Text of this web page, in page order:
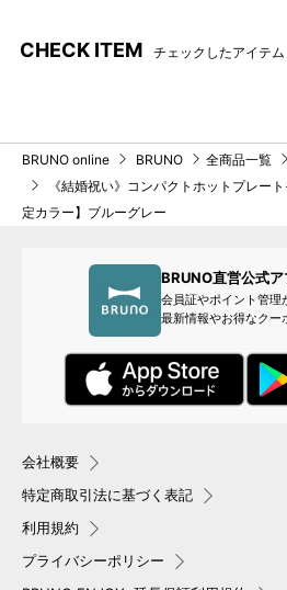
CHECK ITEM チェックしたアイテム
BRUNO online BRUNO 全商品一覧
《結婚祝い》コンパクトホットプレー
定カラー】ブルーグレー
BRUNO直営公式ア
会員証やポイント管理
最新情報やお得なクー
会社概要
特定商取引法に基づく表記
利用規約
プライバシーポリシー